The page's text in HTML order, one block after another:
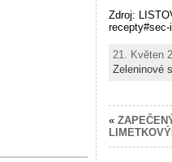
Zdroj:
21. Květen
Zeleninové s.
«